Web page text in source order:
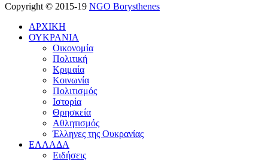
Copyright © 2015-19 NGO Borysthenes
ΑΡΧΙΚΗ
ΟΥΚΡΑΝΙΑ
Οικονομία
Πολιτική
Κριμαία
Κοινωνία
Πολιτισμός
Ιστορία
Θρησκεία
Αθλητισμός
Έλληνες της Ουκρανίας
ΕΛΛΑΔΑ
Ειδήσεις